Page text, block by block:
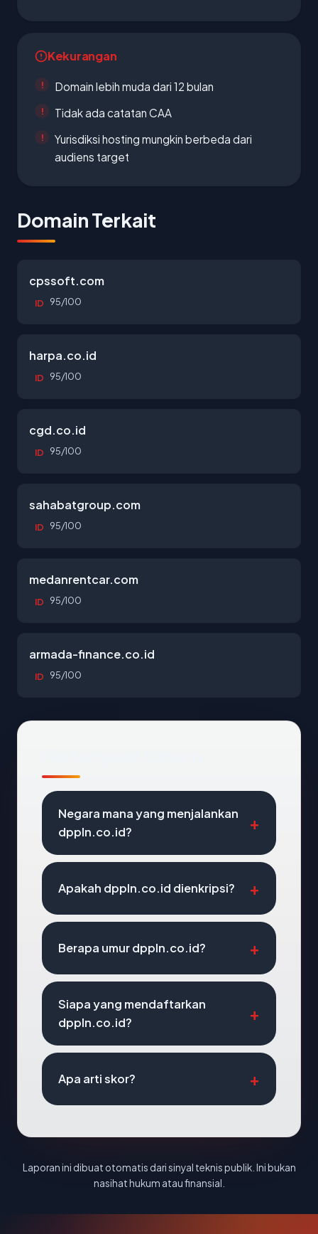
Kekurangan
Domain lebih muda dari 12 bulan
Tidak ada catatan CAA
Yurisdiksi hosting mungkin berbeda dari
audiens target
Domain Terkait
cpssoft.com
ID 95/100
harpa.co.id
ID 95/100
cgd.co.id
ID 95/100
sahabatgroup.com
ID 95/100
medanrentcar.com
ID 95/100
armada-finance.co.id
ID 95/100
Negara mana yang menjalankan
dppln.co.id?
Apakah dppln.co.id dienkripsi?
Berapa umur dppln.co.id?
Siapa yang mendaftarkan
dppln.co.id?
Apa arti skor?
Laporan ini dibuat otomatis dari sinyal teknis publik. Ini bukan
nasihat hukum atau finansial.